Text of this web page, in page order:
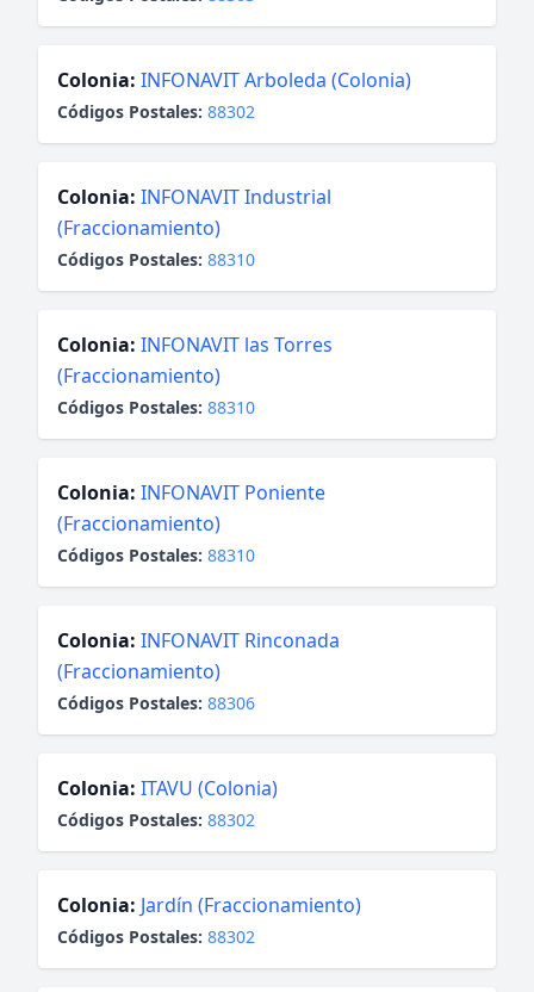
Colonia: INFONAVIT Arboleda (Colonia)
Códigos Postales: 88302
Colonia: INFONAVIT Industrial
(Fraccionamiento)
Códigos Postales: 88310
Colonia: INFONAVIT las Torres
(Fraccionamiento)
Códigos Postales: 88310
Colonia: INFONAVIT Poniente
(Fraccionamiento)
Códigos Postales: 88310
Colonia: INFONAVIT Rinconada
(Fraccionamiento)
Códigos Postales: 88306
Colonia: ITAVU (Colonia)
Códigos Postales: 88302
Colonia: Jardín (Fraccionamiento)
Códigos Postales: 88302